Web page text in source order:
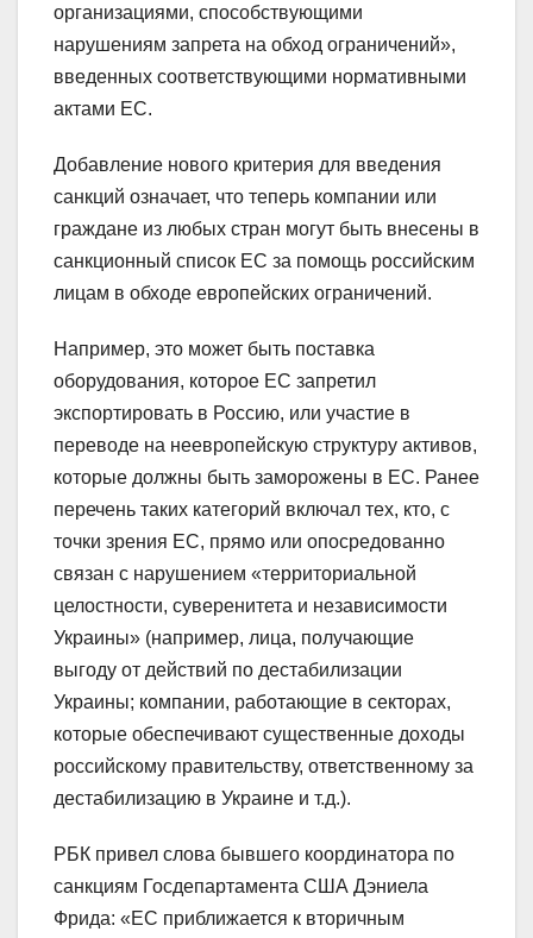
организациями, способствующими
нарушениям запрета на обход ограничений»,
введенных соответствующими нормативными
актами ЕС.
Добавление нового критерия для введения
санкций означает, что теперь компании или
граждане из любых стран могут быть внесены в
санкционный список ЕС за помощь российским
лицам в обходе европейских ограничений.
Например, это может быть поставка
оборудования, которое ЕС запретил
экспортировать в Россию, или участие в
переводе на неевропейскую структуру активов,
которые должны быть заморожены в ЕС. Ранее
перечень таких категорий включал тех, кто, с
точки зрения ЕС, прямо или опосредованно
связан с нарушением «территориальной
целостности, суверенитета и независимости
Украины» (например, лица, получающие
выгоду от действий по дестабилизации
Украины; компании, работающие в секторах,
которые обеспечивают существенные доходы
российскому правительству, ответственному за
дестабилизацию в Украине и т.д.).
РБК привел слова бывшего координатора по
санкциям Госдепартамента США Дэниела
Фрида: «ЕС приближается к вторичным